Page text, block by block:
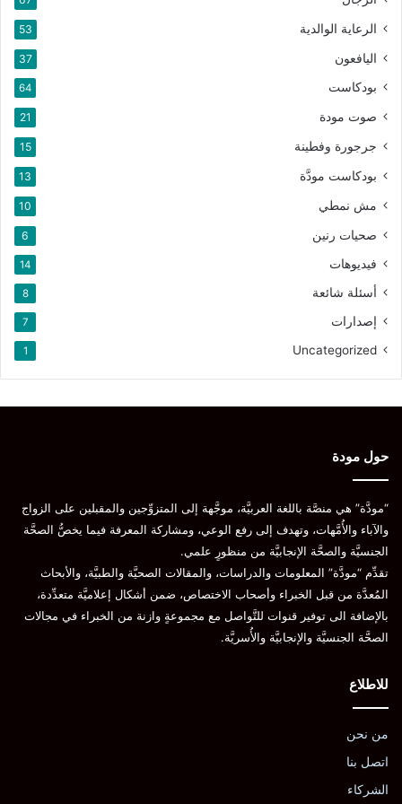
استعرض طبيًّا من قبل الدكتورة ستايسي سامبسون- بقلم أدريان سانتوس لونجهيرست،
هيلثلاين، 2023.
استعرض طبيًّا من قبل الدكتورة آن نينان، ليف هيلثلي، 2021.
الحكة
الرعاية الوالدية 53
اليافعون 37
بودكاست 64
صوت مودة 21
جرجورة وفطينة 15
بودكاست مودَّة 13
مش نمطي 10
صحيات رنين 6
فيديوهات 14
أسئلة شائعة 8
إصدارات 7
Uncategorized
1
حول مودة
“مودَّة” هي منصَّة باللغة العربيَّة، موجَّهة إلى المتزوِّجين والمقبلين على الزواج
والآباء والأُمَّهات، وتهدف إلى رفع الوعي، ومشاركة المعرفة فيما يخصُّ الصحَّة
الجنسيَّة والصحَّة الإنجابيَّة من منظورٍ علمي.
تقدِّم “مودَّة” المعلومات والدراسات، والمقالات الصحيَّة والطبيَّة، والأبحاث
المُعدَّة من قبل الخبراء وأصحاب الاختصاص، ضمن أشكال إعلاميَّة متعدِّدة،
بالإضافة الى توفير قنوات للتَّواصل مع مجموعةٍ وازنة من الخبراء في مجالات
الصحَّة الجنسيَّة والإنجابيَّة والأُسريَّة.
للاطلاع
من نحن
اتصل بنا
الشركاء